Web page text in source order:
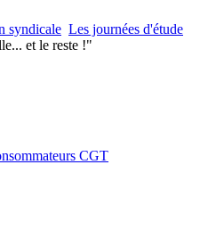
syndicale Les journées d'étude
et le reste !"
CGT